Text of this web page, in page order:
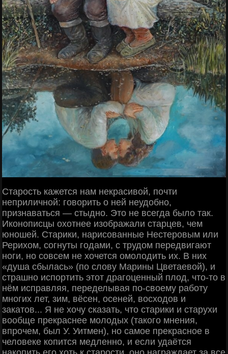
Старость кажется нам некрасивой, почти
неприличной: говорить о ней неудобно,
признаваться — стыдно. Это не всегда было так.
Иконописцы охотнее изображали старцев, чем
юношей. Старики, нарисованные Нестеровым или
Рерихом, согнуты годами, с трудом передвигают
ноги, но совсем не хочется омолодить их. В них
«душа сбылась» (по слову Марины Цветаевой), и
страшно испортить этот драгоценный плод, что-то в
нём исправляя, переделывая по-своему работу
многих лет, зим, вёсен, осеней, восходов и
закатов... Я не хочу сказать, что старики и старухи
вообще прекраснее молодых (такого мнения,
впрочем, был У. Уитмен), но самое прекрасное в
человеке копится медленно, и если удаётся